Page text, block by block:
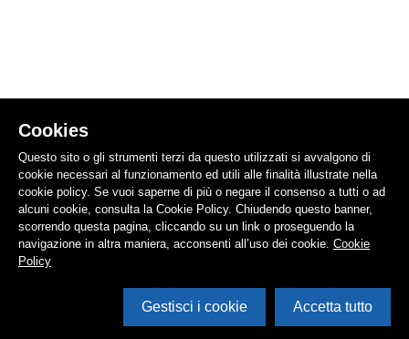
Cookies
Questo sito o gli strumenti terzi da questo utilizzati si avvalgono di
cookie necessari al funzionamento ed utili alle finalità illustrate nella
cookie policy. Se vuoi saperne di più o negare il consenso a tutti o ad
alcuni cookie, consulta la Cookie Policy. Chiudendo questo banner,
scorrendo questa pagina, cliccando su un link o proseguendo la
navigazione in altra maniera, acconsenti all’uso dei cookie. Cookie
Policy
Gestisci i cookie Accetta tutto